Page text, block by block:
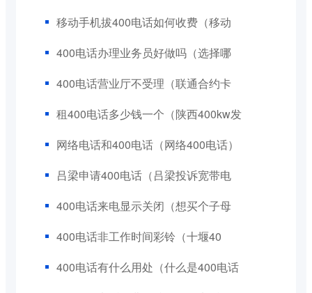
移动手机拔400电话如何收费（移动
400电话办理业务员好做吗（选择哪
400电话营业厅不受理（联通合约卡
租400电话多少钱一个（陕西400kw发
网络电话和400电话（网络400电话）
吕梁申请400电话（吕梁投诉宽带电
400电话来电显示关闭（想买个子母
400电话非工作时间彩铃（十堰40
400电话有什么用处（什么是400电话